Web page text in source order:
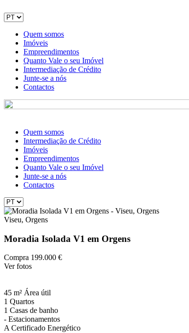
Quem somos
Imóveis
Empreendimentos
Quanto Vale o seu Imóvel
Intermediação de Crédito
Junte-se a nós
Contactos
Quem somos
Intermediação de Crédito
Imóveis
Empreendimentos
Quanto Vale o seu Imóvel
Junte-se a nós
Contactos
Viseu, Orgens
Moradia Isolada V1 em Orgens
Compra 199.000 €
Ver fotos
45 m² Área útil
1 Quartos
1 Casas de banho
- Estacionamentos
ACertificado Energético